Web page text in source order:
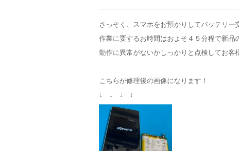
さっそく、スマホをお預かりしてバッテリー
作業に要するお時間はおよそ４５分程で新品
動作に異常がないかしっかりと点検してお客
こちらが修理後の画像になります！
↓ ↓ ↓ ↓